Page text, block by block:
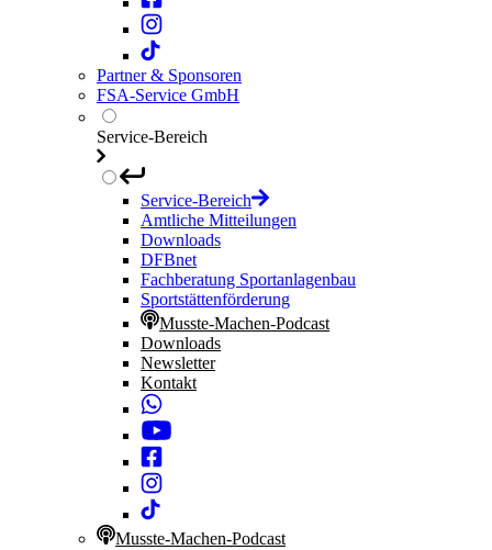
Partner & Sponsoren
FSA-Service GmbH
Service-Bereich
Service-Bereich
Amtliche Mitteilungen
Downloads
DFBnet
Fachberatung Sportanlagenbau
Sportstättenförderung
Musste-Machen-Podcast
Downloads
Newsletter
Kontakt
Musste-Machen-Podcast